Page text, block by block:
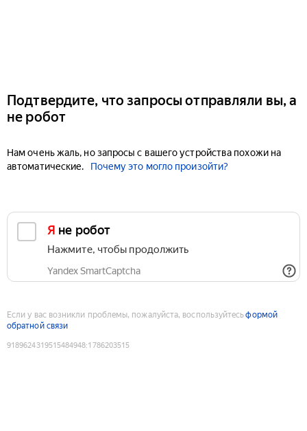
Подтвердите, что запросы отправляли вы, а
не робот
Нам очень жаль, но запросы с вашего устройства похожи на
автоматические.
Почему это могло произойти?
Я не робот
Нажмите, чтобы продолжить
Yandex SmartCaptcha
Если у вас возникли проблемы, пожалуйста, воспользуйтесьформой
обратной связи
9189624319515484948:1786203515